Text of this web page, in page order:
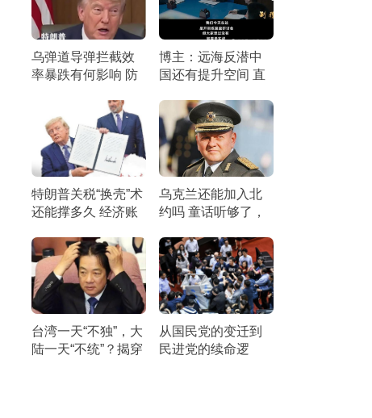
乌弹道导弹拦截效
率暴跌有何影响 防
博主：远海反潜中
国还有提升空间 直
特朗普关税“换壳”术
还能撑多久 经济账
讼
乌克兰还能加入北
约吗 童话听够了，
台湾一天“不独”，大
陆一天“不统”？揭穿
从国民党的变迁到
民进党的续命逻